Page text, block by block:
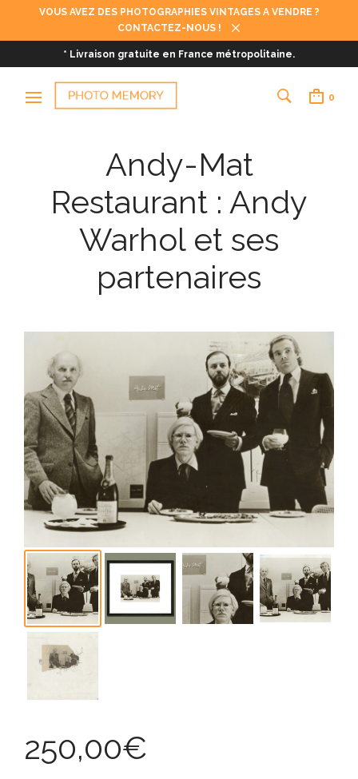
VOUS AVEZ DES PHOTOGRAPHIES VINTAGES A VENDRE ?
CONTACTEZ-NOUS !
* Livraison gratuite en France métropolitaine.
0
Andy-Mat
Restaurant : Andy
Warhol et ses
partenaires
250,00€